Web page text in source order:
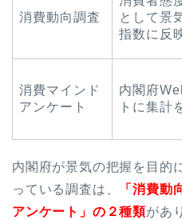
消費動向調査
として景
指数に反
消費マインド
アンケート
内閣府
トに集計
内閣府が景気の把握を目的
っている調査は、
「消費動
アンケート」の２種類があ